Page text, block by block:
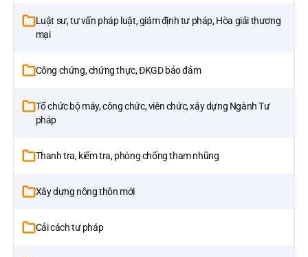
Luật sư, tư vấn pháp luật, giám định tư pháp, Hòa giải thương
mại
Công chứng, chứng thực, ĐKGD bảo đảm
Tổ chức bộ máy, công chức, viên chức, xây dựng Ngành Tư
pháp
Thanh tra, kiểm tra, phòng chống tham nhũng
Xây dựng nông thôn mới
Cải cách tư pháp